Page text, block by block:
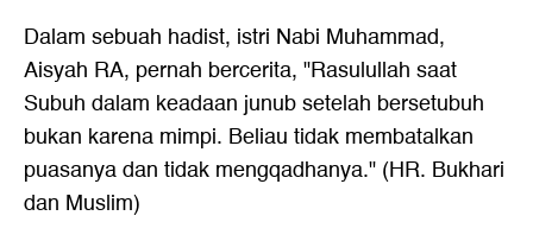
Dalam sebuah hadist, istri Nabi Muhammad,
Aisyah RA, pernah bercerita, "Rasulullah saat
Subuh dalam keadaan junub setelah bersetubuh
bukan karena mimpi. Beliau tidak membatalkan
puasanya dan tidak mengqadhanya." (HR. Bukhari
dan Muslim)